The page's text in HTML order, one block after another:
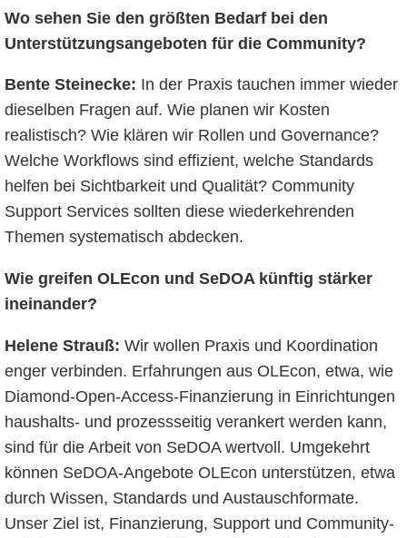
Wo sehen Sie den größten Bedarf bei den
Unterstützungsangeboten für die Community?
Bente Steinecke: In der Praxis tauchen immer wieder
dieselben Fragen auf. Wie planen wir Kosten
realistisch? Wie klären wir Rollen und Governance?
Welche Workflows sind effizient, welche Standards
helfen bei Sichtbarkeit und Qualität? Community
Support Services sollten diese wiederkehrenden
Themen systematisch abdecken.
Wie greifen OLEcon und SeDOA künftig stärker
ineinander?
Helene Strauß: Wir wollen Praxis und Koordination
enger verbinden. Erfahrungen aus OLEcon, etwa, wie
Diamond-Open-Access-Finanzierung in Einrichtungen
haushalts- und prozessseitig verankert werden kann,
sind für die Arbeit von SeDOA wertvoll. Umgekehrt
können SeDOA-Angebote OLEcon unterstützen, etwa
durch Wissen, Standards und Austauschformate.
Unser Ziel ist, Finanzierung, Support und Community-